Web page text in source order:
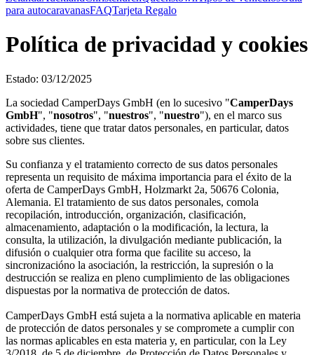
para autocaravanasFAQTarjeta Regalo
Política de privacidad y cookies
Estado: 03/12/2025
La sociedad CamperDays GmbH (en lo sucesivo "CamperDays
GmbH", "nosotros", "nuestros", "nuestro"), en el marco sus
actividades, tiene que tratar datos personales, en particular, datos
sobre sus clientes.
Su confianza y el tratamiento correcto de sus datos personales
representa un requisito de máxima importancia para el éxito de la
oferta de CamperDays GmbH, Holzmarkt 2a, 50676 Colonia,
Alemania. El tratamiento de sus datos personales, comola
recopilación, introducción, organización, clasificación,
almacenamiento, adaptación o la modificación, la lectura, la
consulta, la utilización, la divulgación mediante publicación, la
difusión o cualquier otra forma que facilite su acceso, la
sincronizacióno la asociación, la restricción, la supresión o la
destrucción se realiza en pleno cumplimiento de las obligaciones
dispuestas por la normativa de protección de datos.
CamperDays GmbH está sujeta a la normativa aplicable en materia
de protección de datos personales y se compromete a cumplir con
las normas aplicables en esta materia y, en particular, con la Ley